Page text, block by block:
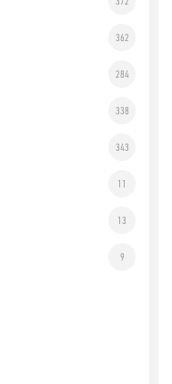
362
284
338
343
11
13
9